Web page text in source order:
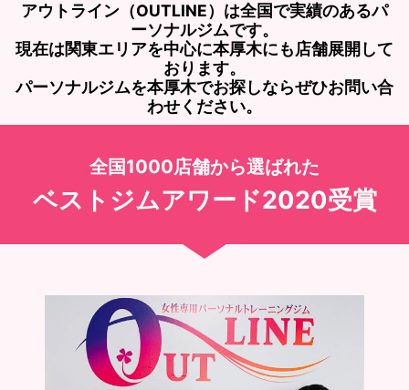
アウトライン（OUTLINE）は全国で実績のあるパ
ーソナルジムです。
現在は関東エリアを中心に本厚木にも店舗展開して
おります。
パーソナルジムを本厚木でお探しならぜひお問い合
わせください。
全国1000店舗から選ばれた
ベストジムアワード2020受賞